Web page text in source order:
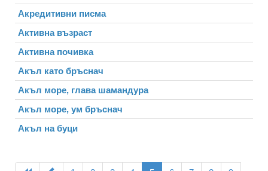
Акредитивни писма
Активна възраст
Активна почивка
Акъл като бръснач
Акъл море, глава шамандура
Акъл море, ум бръснач
Акъл на буци